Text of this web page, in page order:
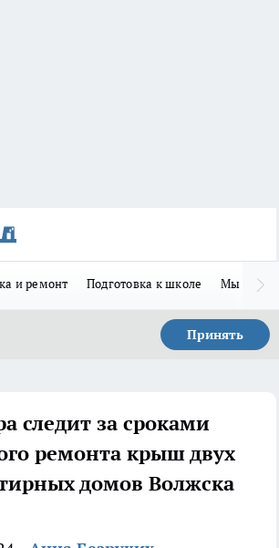
и ремонт Подготовка к школе Мы в MAX
Принять
следит за сроками
ремонта крыш двух
домов Волжска